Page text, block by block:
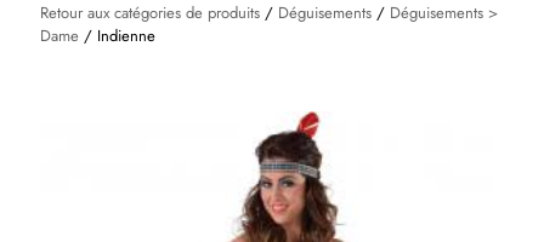
Retour aux catégories de produits / Déguisements / Déguisements >
Dame / Indienne